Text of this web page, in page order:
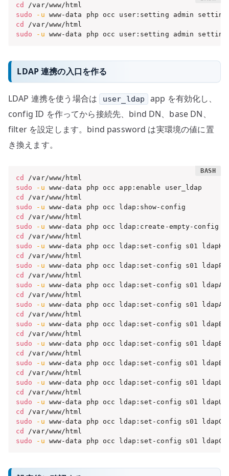
cd
sudo
-u
cd
sudo
-u www-data php occ user:setting admin
LDAP 連携の入口を作る
LDAP 連携を使う場合は user_ldap
app を有効化し、
config ID を作ってから接続先、bind DN、base DN、
filter を設定します。bind password は実環境の値に置
き換えます。
cd
sudo
-u
cd
sudo
-u
cd
sudo
-u
cd
sudo
-u
cd
sudo
-u www-data php occ ldap:set-config s01
cd
sudo
-u www-data php occ ldap:set-config s01
cd
sudo
-u
cd
sudo
-u www-data php occ ldap:set-config s01
cd
sudo
-u www-data php occ ldap:set-config s01
cd
sudo
-u www-data php occ ldap:set-config s01
cd
sudo
-u www-data php occ ldap:set-config s01
cd
sudo
-u www-data php occ ldap:set-config s01
cd
sudo
-u www-data php occ ldap:set-config s01
cd
sudo
-u www-data php occ ldap:set-config s01